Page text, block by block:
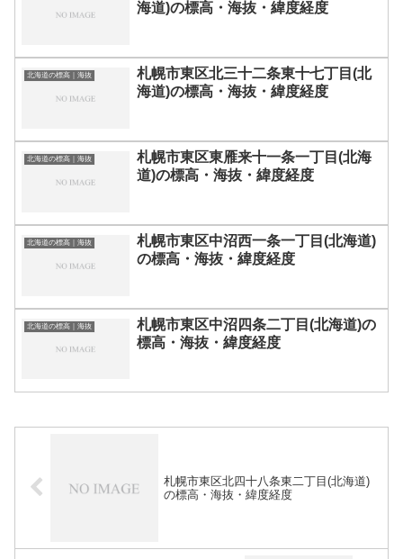
海道)の標高・海抜・緯度経度
北海道の標高｜海抜
札幌市東区北三十二条東十七丁目(北
海道)の標高・海抜・緯度経度
北海道の標高｜海抜
札幌市東区東雁来十一条一丁目(北海
道)の標高・海抜・緯度経度
北海道の標高｜海抜
札幌市東区中沼西一条一丁目(北海道)
の標高・海抜・緯度経度
北海道の標高｜海抜
札幌市東区中沼四条二丁目(北海道)の
標高・海抜・緯度経度
札幌市東区北四十八条東二丁目(北海道)
の標高・海抜・緯度経度